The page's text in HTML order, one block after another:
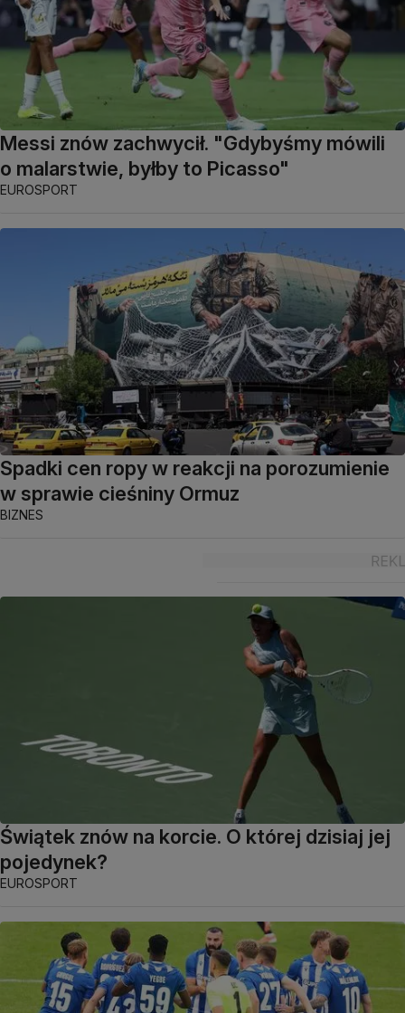
Messi znów zachwycił. "Gdybyśmy mówili
o malarstwie, byłby to Picasso"
EUROSPORT
Spadki cen ropy w reakcji na porozumienie
w sprawie cieśniny Ormuz
BIZNES
Świątek znów na korcie. O której dzisiaj jej
pojedynek?
EUROSPORT